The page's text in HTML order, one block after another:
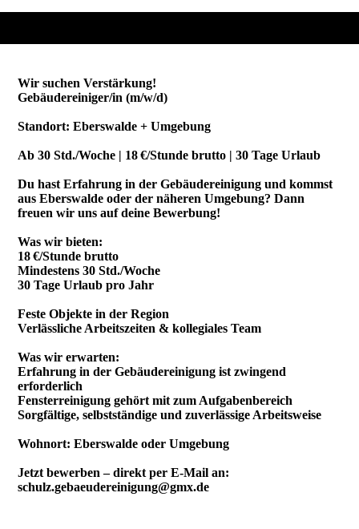
Wir suchen Verstärkung!
Gebäudereiniger/in (m/w/d)
Standort: Eberswalde + Umgebung
Ab 30 Std./Woche | 18 €/Stunde brutto | 30 Tage Urlaub
Du hast Erfahrung in der Gebäudereinigung und kommst
aus Eberswalde oder der näheren Umgebung? Dann
freuen wir uns auf deine Bewerbung!
Was wir bieten:
18 €/Stunde brutto
Mindestens 30 Std./Woche
30 Tage Urlaub pro Jahr
Feste Objekte in der Region
Verlässliche Arbeitszeiten & kollegiales Team
Was wir erwarten:
Erfahrung in der Gebäudereinigung ist zwingend
erforderlich
Fensterreinigung gehört mit zum Aufgabenbereich
Sorgfältige, selbstständige und zuverlässige Arbeitsweise
Wohnort: Eberswalde oder Umgebung
Jetzt bewerben – direkt per E-Mail an:
schulz.gebaeudereinigung@gmx.de